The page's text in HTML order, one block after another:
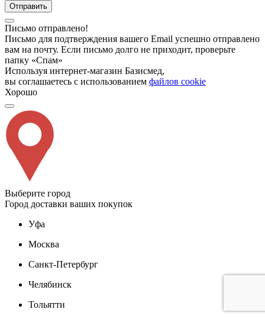
Отправить
Письмо отправлено!
Письмо для подтверждения вашего Email успешно отправлено
вам на почту. Если письмо долго не приходит, проверьте
папку «Спам»
Используя интернет-магазин Базисмед,
вы соглашаетесь с использованием файлов cookie
Хорошо
Выберите город
Город доставки ваших покупок
Уфа
Москва
Санкт-Петербург
Челябинск
Тольятти